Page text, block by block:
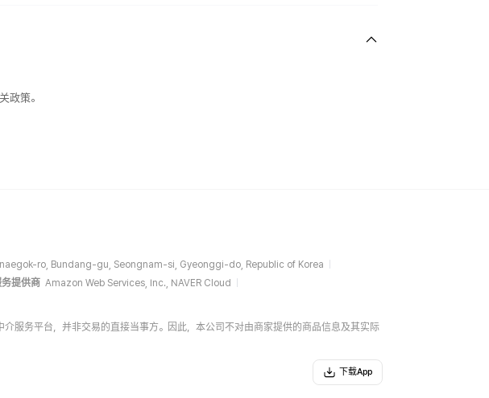
政策。
ro, Bundang-gu, Seongnam-si, Gyeonggi-do, Republic of Korea
提供商 Amazon Web Services, Inc., NAVER Cloud
服务平台，并非交易的直接当事方。因此，本公司不对由商家提供的商品信息及其实际
下载App